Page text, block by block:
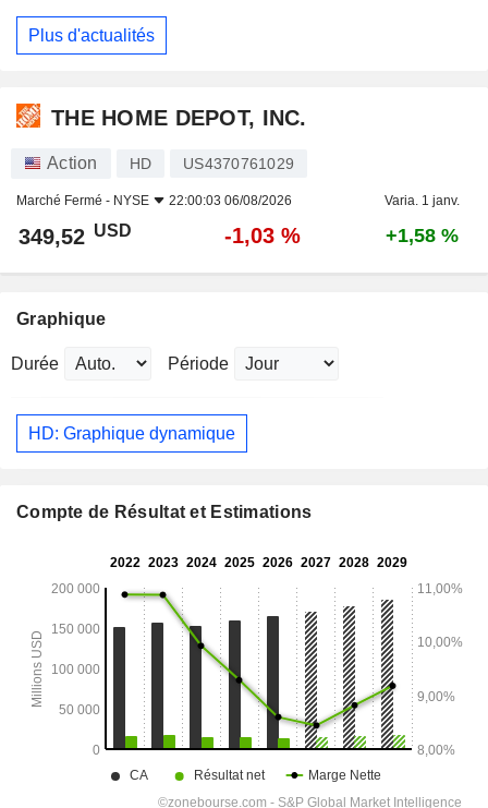
Plus d'actualités
THE HOME DEPOT, INC.
Action HD US4370761029
Marché Fermé - NYSE 22:00:03 06/08/2026 Varia. 1 janv.
349,52 USD -1,03 % +1,58 %
Graphique
Durée Période
HD: Graphique dynamique
Compte de Résultat et Estimations